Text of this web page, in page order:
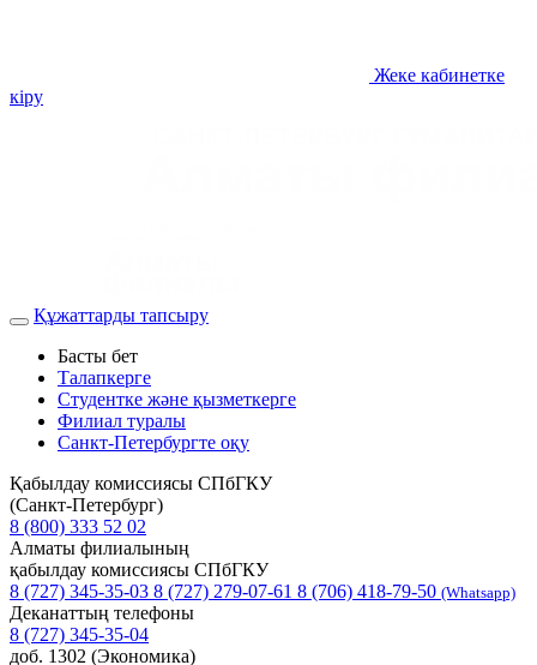
Жеке кабинетке
кіру
Құжаттарды тапсыру
Басты бет
Талапкерге
Студентке және қызметкерге
Филиал туралы
Санкт-Петербургте оқу
Қабылдау комиссиясы СПбГКУ
(Санкт-Петербург)
8 (800) 333 52 02
Алматы филиалының
қабылдау комиссиясы СПбГКУ
8 (727) 345-35-03 8 (727) 279-07-61 8 (706) 418-79-50 (Whatsapp)
Деканаттың телефоны
8 (727) 345-35-04
доб. 1302 (Экономика)